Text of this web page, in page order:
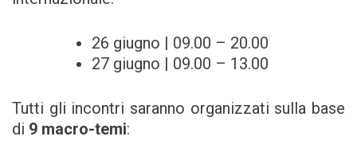
26 giugno | 09.00 – 20.00
27 giugno | 09.00 – 13.00
Tutti gli incontri saranno organizzati sulla base
di 9 macro-temi: